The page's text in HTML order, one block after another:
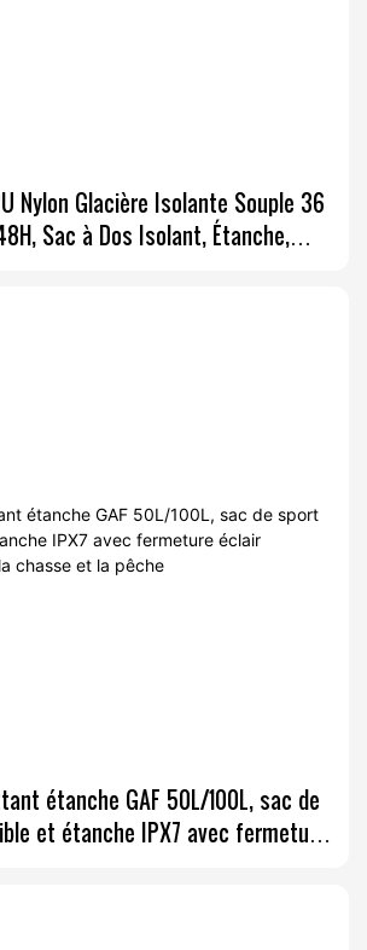
Nylon Glacière Isolante Souple 36
Sac à Dos Isolant, Étanche,
étanche GAF 50L/100L, sac de
et étanche IPX7 avec fermeture